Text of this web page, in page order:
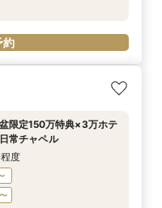
約
限定150万特典×3万ホテ
常チャペル
度